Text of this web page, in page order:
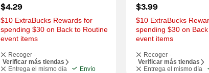
$4.29
$10 ExtraBucks Rewards for
spending $30 on Back to Routine
event items
Recoger -
Verificar más tiendas
Entrega el mismo día
Envío
$3.99
$10 ExtraBucks
spending $30 on
event items
Recoger -
Verificar más tiendas
Entrega el mismo día